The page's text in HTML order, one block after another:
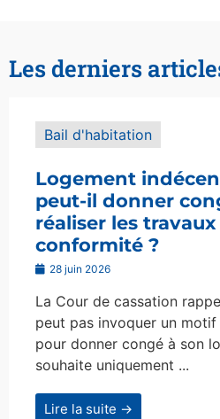
Les derniers
Bail d'habitation
Logement
peut-il donner
réaliser les
conformité ?
28 juin 2026
La Cour de cassation
peut pas invoquer un
pour donner congé à son
souhaite uniquement ...
Lire la suite →